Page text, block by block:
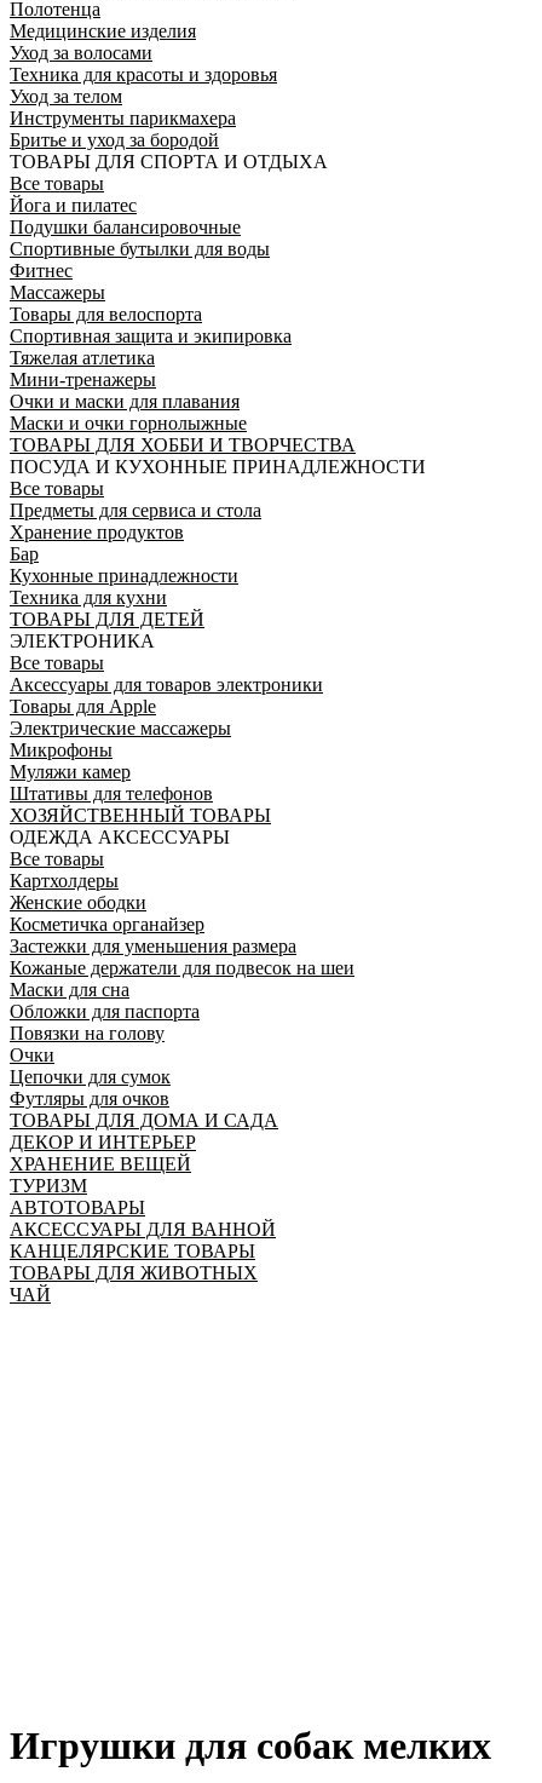
Полотенца
Медицинские изделия
Уход за волосами
Техника для красоты и здоровья
Уход за телом
Инструменты парикмахера
Бритье и уход за бородой
ТОВАРЫ ДЛЯ СПОРТА И ОТДЫХА
Все товары
Йога и пилатес
Подушки балансировочные
Спортивные бутылки для воды
Фитнес
Массажеры
Товары для велоспорта
Спортивная защита и экипировка
Тяжелая атлетика
Мини-тренажеры
Очки и маски для плавания
Маски и очки горнолыжные
ТОВАРЫ ДЛЯ ХОББИ И ТВОРЧЕСТВА
ПОСУДА И КУХОННЫЕ ПРИНАДЛЕЖНОСТИ
Все товары
Предметы для сервиса и стола
Хранение продуктов
Бар
Кухонные принадлежности
Техника для кухни
ТОВАРЫ ДЛЯ ДЕТЕЙ
ЭЛЕКТРОНИКА
Все товары
Аксессуары для товаров электроники
Товары для Apple
Электрические массажеры
Микрофоны
Муляжи камер
Штативы для телефонов
ХОЗЯЙСТВЕННЫЙ ТОВАРЫ
ОДЕЖДА АКСЕССУАРЫ
Все товары
Картхолдеры
Женские ободки
Косметичка органайзер
Застежки для уменьшения размера
Кожаные держатели для подвесок на шеи
Маски для сна
Обложки для паспорта
Повязки на голову
Очки
Цепочки для сумок
Футляры для очков
ТОВАРЫ ДЛЯ ДОМА И САДА
ДЕКОР И ИНТЕРЬЕР
ХРАНЕНИЕ ВЕЩЕЙ
ТУРИЗМ
АВТОТОВАРЫ
АКСЕССУАРЫ ДЛЯ ВАННОЙ
КАНЦЕЛЯРСКИЕ ТОВАРЫ
ТОВАРЫ ДЛЯ ЖИВОТНЫХ
ЧАЙ
Игрушки для собак мелких